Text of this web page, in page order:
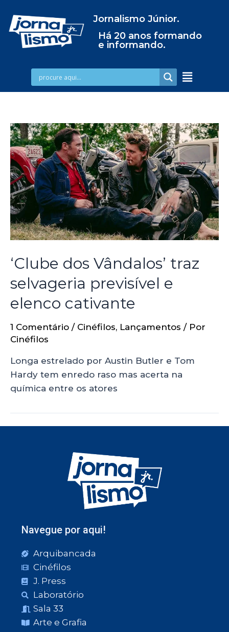
Jornalismo Júnior.
Há 20 anos formando
e informando.
‘Clube dos Vândalos’ traz
selvageria previsível e
elenco cativante
1 Comentário / Cinéfilos, Lançamentos / Por
Cinéfilos
Longa estrelado por Austin Butler e Tom
Hardy tem enredo raso mas acerta na
química entre os atores
Navegue por aqui!
Arquibancada
Cinéfilos
J. Press
Laboratório
Sala 33
Arte e Grafia